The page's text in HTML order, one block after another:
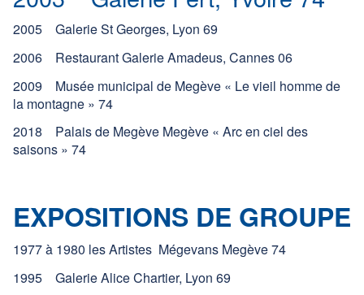
2005 Galerie St Georges, Lyon 69
2006 Restaurant Galerie Amadeus, Cannes 06
2009 Musée municipal de Megève « Le vieil homme de
la montagne » 74
2018 Palais de Megève Megève « Arc en ciel des
saisons » 74
EXPOSITIONS DE GROUPE
1977 à 1980 les Artistes Mégevans Megève 74
1995 Galerie Alice Chartier, Lyon 69